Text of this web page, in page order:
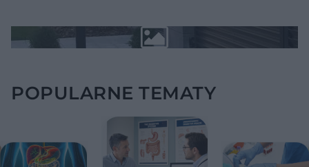
POPULARNE TEMATY